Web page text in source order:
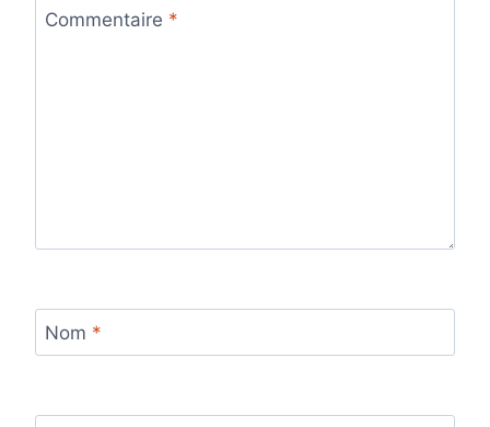
Commentaire *
Nom *